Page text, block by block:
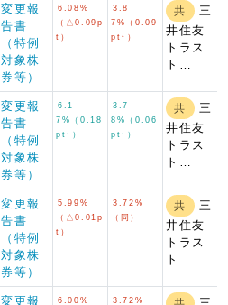
変更報
告書
（特例
対象株
券等）
6.08%
（△0.09p
t）
3.8
7%（0.09
pt↑）
共
三
井住友
トラス
ト…
変更報
告書
（特例
対象株
券等）
6.1
7%（0.18
pt↑）
3.7
8%（0.06
pt↑）
共
三
井住友
トラス
ト…
変更報
告書
（特例
対象株
券等）
5.99%
（△0.01p
t）
3.72%
（同）
共
三
井住友
トラス
ト…
変更報
6.00%
3.72%